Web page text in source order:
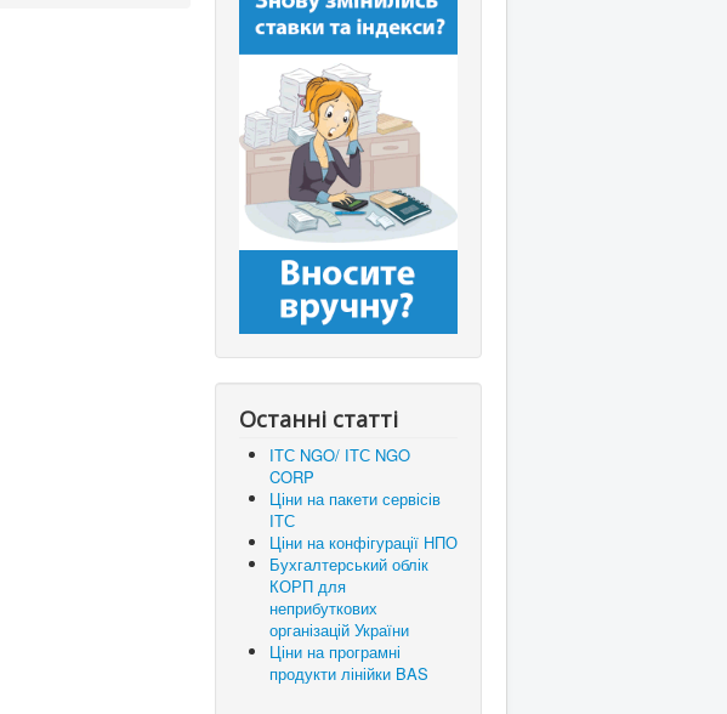
Останні статті
ІТС NGO/ ІТС NGO
CORP
Ціни на пакети сервісів
ІТС
Ціни на конфігурації НПО
Бухгалтерський облік
КОРП для
неприбуткових
організацій України
Ціни на програмні
продукти лінійки BAS